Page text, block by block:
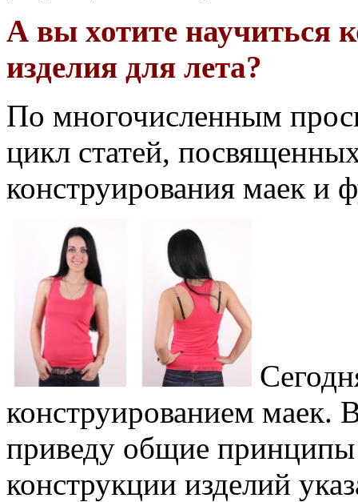
А вы хотите научиться
изделия для лета?
По многочисленным
цикл статей,
конструирования маек и
конструированием маек.
приведу общие принципы
конструкции изделий